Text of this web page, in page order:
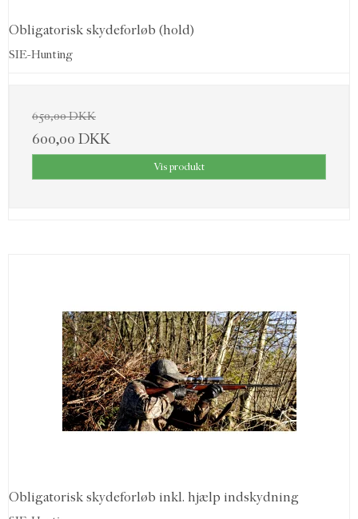
Obligatorisk skydeforløb (hold)
SIE-Hunting
650,00 DKK
600,00 DKK
Vis produkt
Obligatorisk skydeforløb inkl. hjælp indskydning